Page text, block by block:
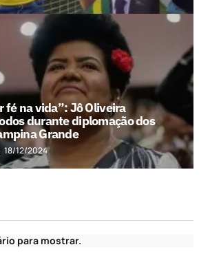
fé na vida”: Jô Oliveira
durante diplomação dos
Grande
18/12/2024
para mostrar.